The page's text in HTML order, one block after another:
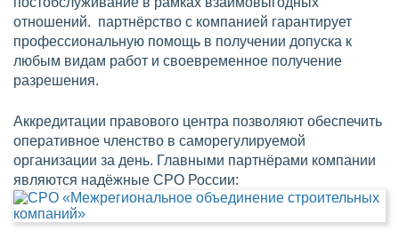
отношений. партнёрство с компанией гарантирует
профессиональную помощь в получении допуска к
любым видам работ и своевременное получение
разрешения.
Аккредитации правового центра позволяют обеспечить
оперативное членство в саморегулируемой
организации за день. Главными партнёрами компании
являются надёжные СРО России: